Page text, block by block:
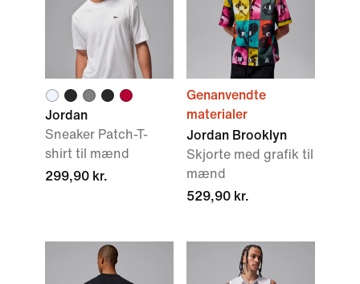
Jordan
Sneaker Patch-T-
shirt til mænd
299,90 kr.
Genanvendte
materialer
Jordan Brooklyn
Skjorte med grafik til
mænd
529,90 kr.